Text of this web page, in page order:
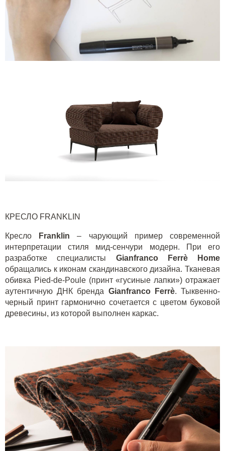
КРЕСЛО FRANKLIN
Кресло Franklin
– чарующий пример современной
интерпретации стиля мид-сенчури модерн. При его
разработке специалисты Gianfranco Ferrè
Home
обращались к иконам скандинавского дизайна. Тканевая
обивка Pied-de-Poule(принт «гусиные лапки») отражает
аутентичную ДНК бренда Gianfranco Ferrè. Тыквенно-
черный принт гармонично сочетается с цветом буковой
древесины, из которой выполнен каркас.